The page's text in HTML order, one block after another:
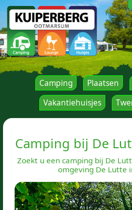
Camping Plaatsen
Vakantiehuisjes
Camping bij De
Zoekt u een camping bij De
omgeving De Lutte